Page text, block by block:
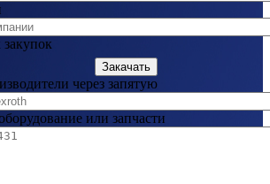
Закачать
через запятую
или запчасти